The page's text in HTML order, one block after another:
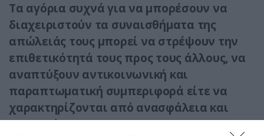
Τα αγόρια συχνά για να μπορέσουν να
διαχειριστούν τα συναισθήματα της
απώλειάς τους μπορεί να στρέψουν την
επιθετικότητά τους προς τους άλλους, να
αναπτύξουν αντικοινωνική και
παραπτωματική συμπεριφορά είτε να
χαρακτηρίζονται από ανασφάλεια και
ανωριμότητα.